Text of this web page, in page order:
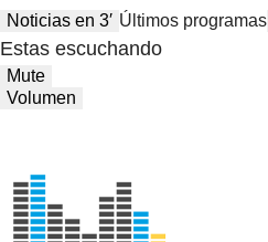
Noticias en 3′ Últimos programas
Estas escuchando
Mute
Volumen